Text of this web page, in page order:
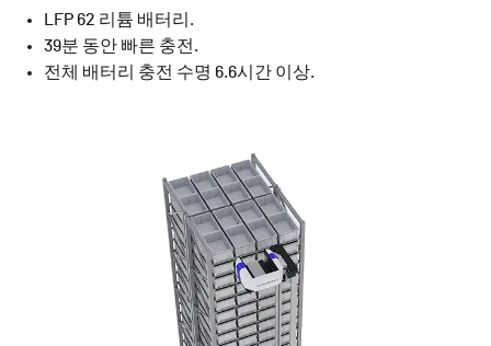
LFP 62 리튬 배터리.
39분 동안 빠른 충전.
전체 배터리 충전 수명 6.6시간 이상.